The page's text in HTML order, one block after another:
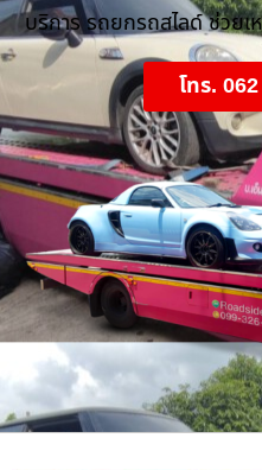
บริการ รถยกรถสไลด์ ช่วย
โทร.